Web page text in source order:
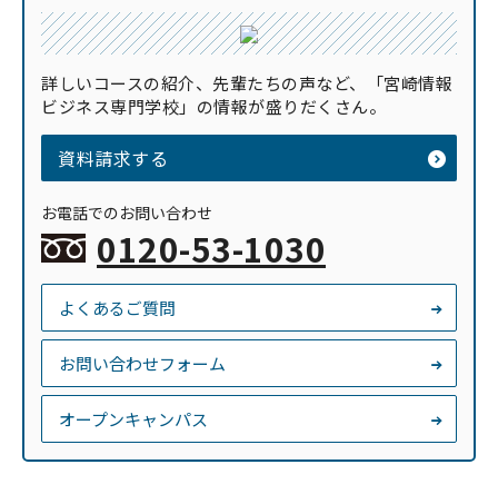
詳しいコースの紹介、先輩たちの声など、「宮崎情報
ビジネス専門学校」の情報が盛りだくさん。
資料請求する
お電話でのお問い合わせ
0120-53-1030
よくあるご質問
お問い合わせフォーム
オープンキャンパス